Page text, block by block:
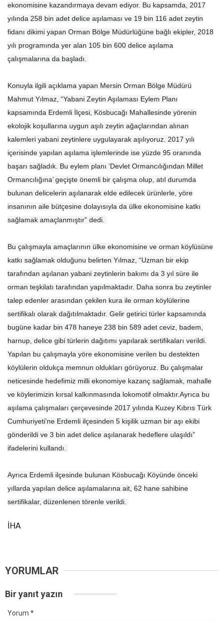
ekonomisine kazandırmaya devam ediyor. Bu kapsamda, 2017
yılında 258 bin adet delice aşılaması ve 19 bin 116 adet zeytin
fidanı dikimi yapan Orman Bölge Müdürlüğüne bağlı ekipler, 2018
yılı programında yer alan 105 bin 600 delice aşılama
çalışmalarına da başladı.
Konuyla ilgili açıklama yapan Mersin Orman Bölge Müdürü
Mahmut Yılmaz, “Yabani Zeytin Aşılaması Eylem Planı
kapsamında Erdemli İlçesi, Kösbucağı Mahallesinde yörenin
ekolojik koşullarına uygun aşılı zeytin ağaçlarından alınan
kalemleri yabani zeytinlere uygulayarak aşılıyoruz. 2017 yılı
içerisinde yapılan aşılama işlemlerinde ise yüzde 95 oranında
başarı sağladık. Bu eylem planı ‘Devlet Ormancılığından Millet
Ormancılığına’ geçişte önemli bir çalışma olup, atıl durumda
bulunan delicelerin aşılanarak elde edilecek ürünlerle, yöre
insanının aile bütçesine dolayısıyla da ülke ekonomisine katkı
sağlamak amaçlanmıştır” dedi.
Bu çalışmayla amaçlarının ülke ekonomisine ve orman köylüsüne
katkı sağlamak olduğunu belirten Yılmaz, “Uzman bir ekip
tarafından aşılanan yabani zeytinlerin bakımı da 3 yıl süre ile
orman teşkilatı tarafından yapılmaktadır. Daha sonra bu zeytinler
talep edenler arasından çekilen kura ile orman köylülerine
sertifikalı olarak dağıtılmaktadır. Gelir getirici türler kapsamında
bugüne kadar bin 478 haneye 238 bin 589 adet ceviz, badem,
harnup, delice gibi türlerin dağıtımı yapılarak sertifikaları verildi.
Yapılan bu çalışmayla yöre ekonomisine verilen bu destekten
köylülerin oldukça memnun oldukları görüyoruz. Bu çalışmalar
neticesinde hedefimiz milli ekonomiye kazanç sağlamak, mahalle
ve köylerimizin kırsal kalkınmasında lokomotif olmaktır.Ayrıca bu
aşılama çalışmaları çerçevesinde 2017 yılında Kuzey Kıbrıs Türk
Cumhuriyeti’ne Erdemli ilçesinden 5 kişilik uzman bir aşı ekibi
gönderildi ve 3 bin adet delice aşılanarak hedeflere ulaşıldı”
ifadelerini kullandı.
Ayrıca Erdemli ilçesinde bulunan Kösbucağı Köyünde önceki
yıllarda yapılan delice aşılamalarına ait, 62 hane sahibine
sertifikalar, düzenlenen törenle verildi.
İHA
YORUMLAR
Bir yanıt yazın
Yorum *